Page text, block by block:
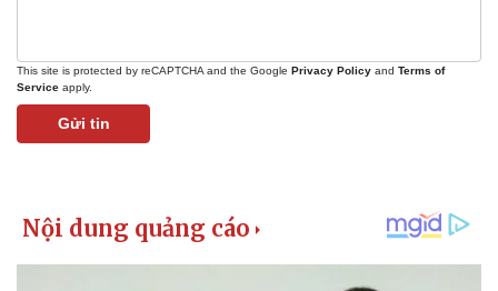
This site is protected by reCAPTCHA and the Google Privacy Policy and Terms of
Service apply.
Gửi tin